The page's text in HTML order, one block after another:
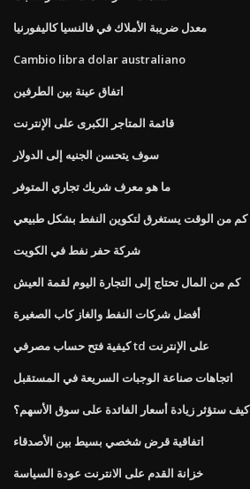
معدل ضريبة الأملاك في فالنسيا كاليفورنيا
Cambio libra dolar australiano
اتفاق عينة بين الطرفين
قائمة المتاجر الكبرى على الإنترنت
سوف يتحسن الجنيه إلى الدولار
ما هو معرف شريك تجاري المتوفر
كم من الوقت يستغرق لتكوين النفط بشكل طبيعي
شركة حفر نفط في الكويت
كم من المال تحتاج إلى التجارة اليوم لقمة العيش
أفضل شركات النفط والغاز كاب الصغيرة
كيفية فتح حساب مصرفي td على الإنترنت
اتجاهات صناعة الوجبات السريعة في المستقبل
كيف ستؤثر زيادة أسعار الفائدة على سوق الأسهم؟
اتفاقية قرض شخصي بسيط بين الأصدقاء
خزانة القدم على الانترنت عودة السياسة